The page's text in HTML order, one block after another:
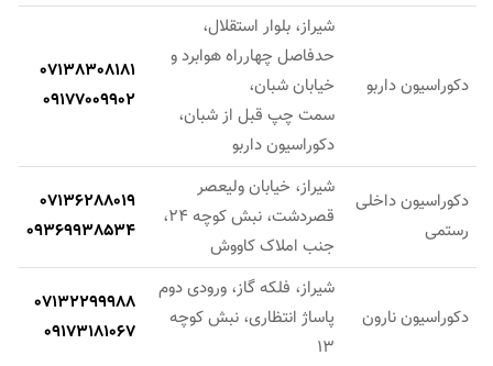
دکوراسیون داربو
شیراز، بلوار استقلال،
حدفاصل چهارراه هوابرد و
خیابان شبان،
سمت چپ قبل از شبان،
دکوراسیون داربو
07138308181
09177009902
دکوراسیون داخلی
رستمی
شیراز، خیابان ولیعصر
قصردشت، نبش کوچه 24،
جنب املاک کاووش
07136288019
09369938534
دکوراسیون نارون
شیراز، فلکه گاز، ورودی دوم
پاساژ انتظاری، نبش کوچه
13
07132299988
09173181067